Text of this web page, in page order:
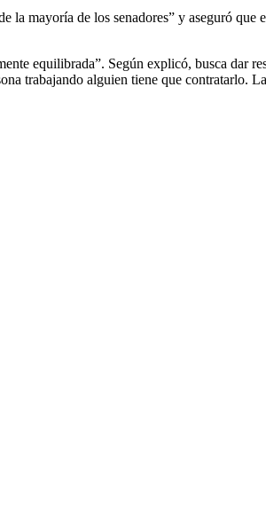
mayoría de los senadores” y aseguró que
equilibrada”. Según explicó, busca dar
trabajando alguien tiene que contratarlo.